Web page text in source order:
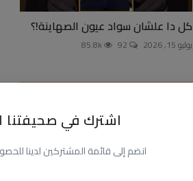
اشترك في صحيفتنا
انضم إلى قائمة المشتركين لدينا
كل دا علشان سواد عيون الصهاينة!؟
يوليو 15, 2026 85.8k